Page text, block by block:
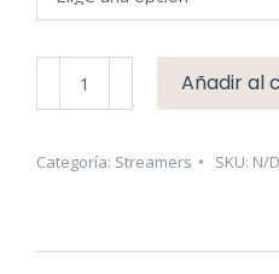
GRAND
GLD
Añadir al
Categoría: Streamers SKU: N/D